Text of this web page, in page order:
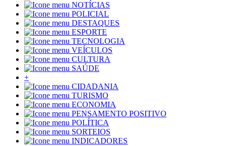
NOTÍCIAS
POLICIAL
DESTAQUES
ESPORTE
TECNOLOGIA
VEÍCULOS
CULTURA
SAÚDE
+
CIDADANIA
TURISMO
ECONOMIA
PENSAMENTO POSITIVO
POLÍTICA
SORTEIOS
INDICADORES